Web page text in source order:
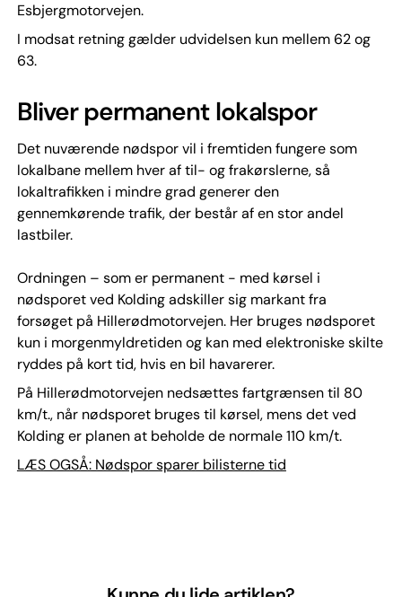
Esbjergmotorvejen.
I modsat retning gælder udvidelsen kun mellem 62 og
63.
Bliver permanent lokalspor
Det nuværende nødspor vil i fremtiden fungere som
lokalbane mellem hver af til- og frakørslerne, så
lokaltrafikken i mindre grad generer den
gennemkørende trafik, der består af en stor andel
lastbiler.
Ordningen – som er permanent - med kørsel i
nødsporet ved Kolding adskiller sig markant fra
forsøget på Hillerødmotorvejen. Her bruges nødsporet
kun i morgenmyldretiden og kan med elektroniske skilte
ryddes på kort tid, hvis en bil havarerer.
På Hillerødmotorvejen nedsættes fartgrænsen til 80
km/t., når nødsporet bruges til kørsel, mens det ved
Kolding er planen at beholde de normale 110 km/t.
LÆS OGSÅ: Nødspor sparer bilisterne tid